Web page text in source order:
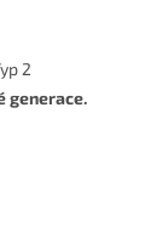
2
generace.